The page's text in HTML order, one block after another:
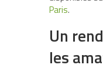
Paris.
Un
les